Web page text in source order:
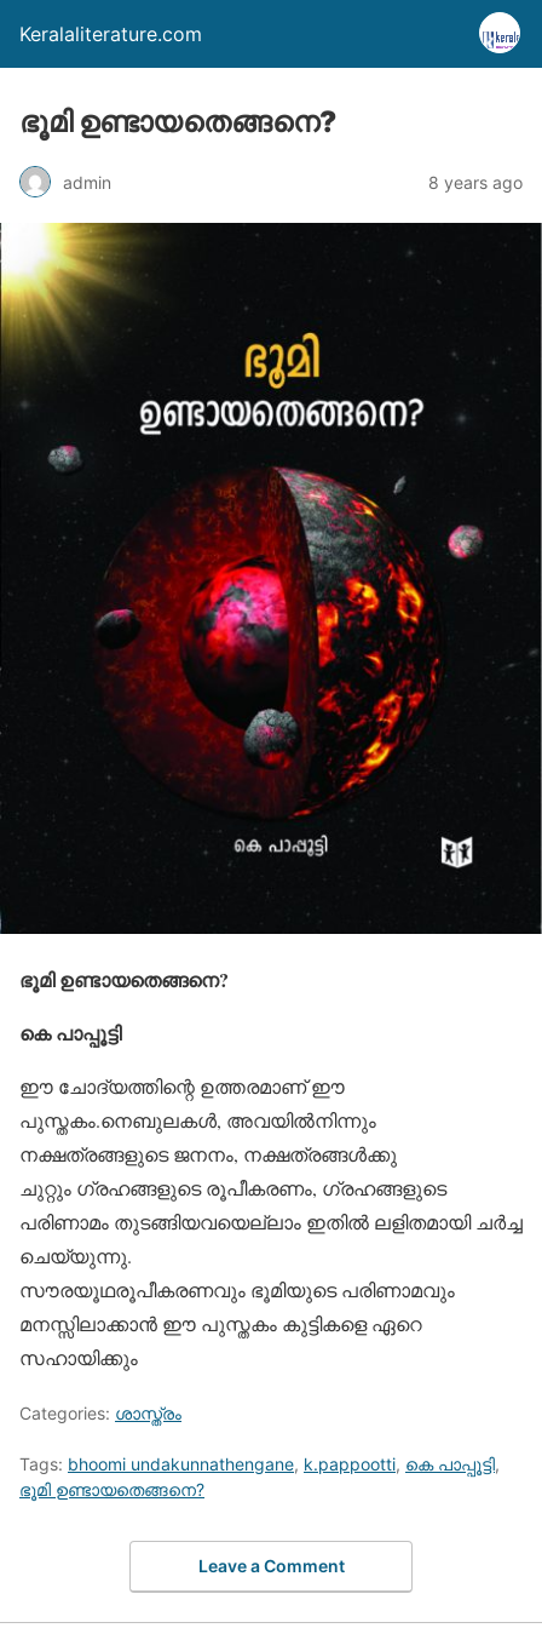
Keralaliterature.com
ഭൂമി ഉണ്ടായതെങ്ങനെ?
admin 8 years ago
ഭൂമി ഉണ്ടായതെങ്ങനെ?
കെ പാപ്പൂട്ടി
ഈ ചോദ്യത്തിന്റെ ഉത്തരമാണ് ഈ
പുസ്തകം.നെബുലകള്‍, അവയില്‍നിന്നും
നക്ഷത്രങ്ങളുടെ ജനനം, നക്ഷത്രങ്ങള്‍ക്കു
ചുറ്റും ഗ്രഹങ്ങളുടെ രൂപീകരണം, ഗ്രഹങ്ങളുടെ
പരിണാമം തുടങ്ങിയവയെല്ലാം ഇതില്‍ ലളിതമായി ചര്‍ച്ച
ചെയ്യുന്നു.
സൗരയൂഥരൂപീകരണവും ഭൂമിയുടെ പരിണാമവും
മനസ്സിലാക്കാന്‍ ഈ പുസ്തകം കുട്ടികളെ ഏറെ
സഹായിക്കും
Categories: ശാസ്ത്രം
Tags: bhoomi undakunnathengane, k.pappootti, കെ പാപ്പൂട്ടി,
ഭൂമി ഉണ്ടായതെങ്ങനെ?
Leave a Comment